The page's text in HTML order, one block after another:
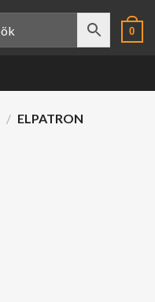
0
/ ELPATRON